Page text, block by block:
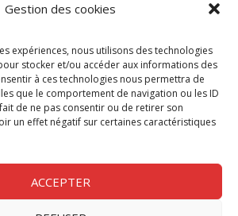
Gestion des cookies
expériences, nous utilisons des technologies
stocker et/ou accéder aux informations des
à ces technologies nous permettra de
que le comportement de navigation ou les ID
de ne pas consentir ou de retirer son
un effet négatif sur certaines caractéristiques
ACCEPTER
Spectacle
visuel